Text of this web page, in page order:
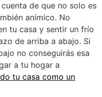
de que no solo es
anímico. No
tu casa y sentir un frío
de arriba a abajo. Si
no conseguirás esa
a tu hogar a
tu casa como un